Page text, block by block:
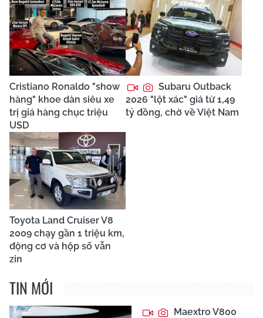
Cristiano Ronaldo "show
hàng" khoe dàn siêu xe
trị giá hàng chục triệu
USD
Subaru Outback
2026 "lột xác" giá từ 1,49
tỷ đồng, chờ về Việt Nam
Toyota Land Cruiser V8
2009 chạy gần 1 triệu km,
động cơ và hộp số vẫn
zin
TIN MỚI
Maextro V800